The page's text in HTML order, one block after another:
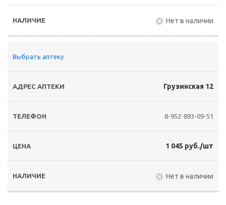
Нет в наличии
Выбрать аптеку
Грузинская 12
8-952-893-09-51
1 045 руб./шт
Нет в наличии